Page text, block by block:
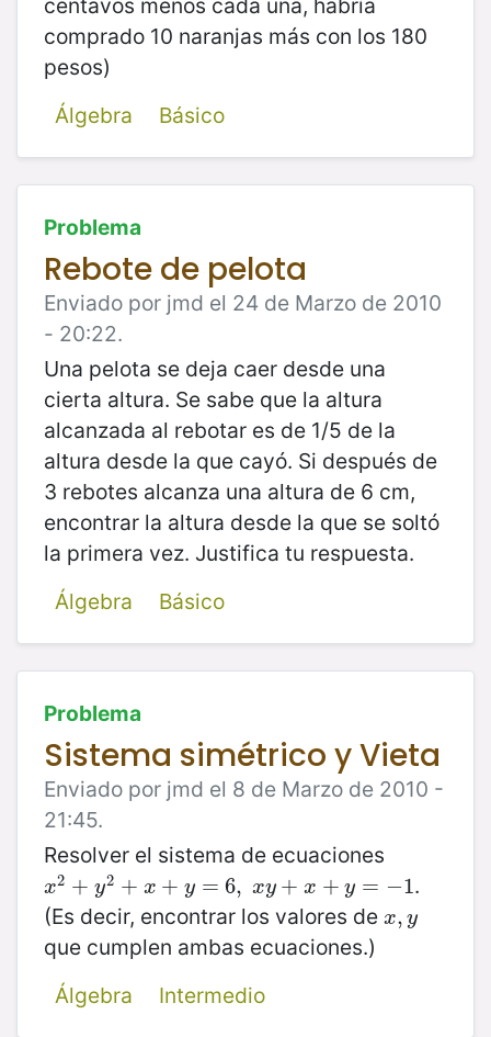
centavos menos cada una, habría
comprado 10 naranjas más con los 180
pesos)
Álgebra
Básico
Problema
Rebote de pelota
Enviado por jmd el 24 de Marzo de 2010
- 20:22.
Una pelota se deja caer desde una
cierta altura. Se sabe que la altura
alcanzada al rebotar es de 1/5 de la
altura desde la que cayó. Si después de
3 rebotes alcanza una altura de 6 cm,
encontrar la altura desde la que se soltó
la primera vez. Justifica tu respuesta.
Álgebra
Básico
Problema
Sistema simétrico y Vieta
Enviado por jmd el 8 de Marzo de 2010 -
21:45.
Resolver el sistema de ecuaciones
x2 + y2 + x + y = 6, xy + x + y = −1
x2 +y 2+ x+y =6 , xy +x +y=− 1
.
(Es decir, encontrar los valores de x, y
x,y
que cumplen ambas ecuaciones.)
Álgebra
Intermedio